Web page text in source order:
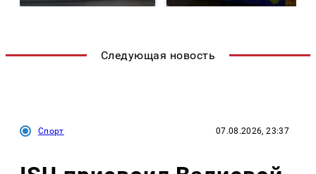
Следующая новость
Спорт 07.08.2026, 23:37